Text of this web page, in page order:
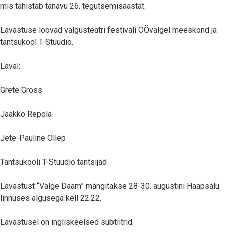
mis tähistab tänavu 26. tegutsemisaastat.
Lavastuse loovad valgusteatri festivali ÖÖvalgel meeskond ja
tantsukool T-Stuudio.
Laval:
Grete Gross
Jaakko Repola
Jete-Pauline Ollep
Tantsukooli T-Stuudio tantsijad
Lavastust “Valge Daam” mängitakse 28-30. augustini Haapsalu
linnuses algusega kell 22.22.
Lavastusel on ingliskeelsed subtiitrid.